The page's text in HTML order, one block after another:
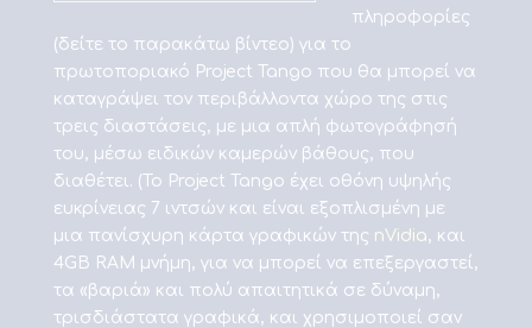
πληροφορίες
(δείτε το παρακάτω βίντεο) για τo
πρωτοποριακό Project Tango που θα μπορεί να
καταγράψει τον περιβάλλοντα χώρο της στις
τρεις διαστάσεις, με μια απλή φωτογράφησή
του, μέσω ειδικών καμερών βάθους, που
διαθέτει. (Το Project Tango έχει οθόνη υψηλής
ευκρίνειας 7 ιντσών και είναι εξοπλισμένη με
μια πανίσχυρη κάρτα γραφικών της nVidia, και
4GB RAM μνήμη, για να μπορεί να επεξεργαστεί,
τα «βαριά» και πολύ απαιτητικά σε δύναμη,
τρισδιάστατα γραφικά, και χρησιμοποιεί σαν